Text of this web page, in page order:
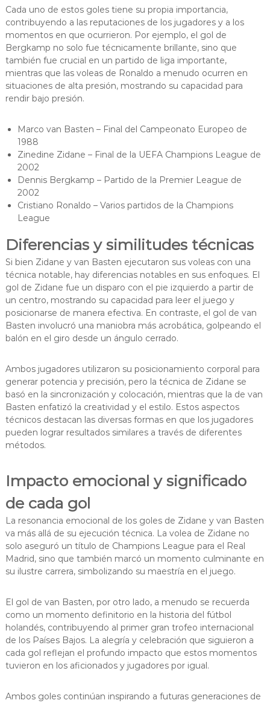
Cada uno de estos goles tiene su propia importancia,
contribuyendo a las reputaciones de los jugadores y a los
momentos en que ocurrieron. Por ejemplo, el gol de
Bergkamp no solo fue técnicamente brillante, sino que
también fue crucial en un partido de liga importante,
mientras que las voleas de Ronaldo a menudo ocurren en
situaciones de alta presión, mostrando su capacidad para
rendir bajo presión.
Marco van Basten – Final del Campeonato Europeo de
1988
Zinedine Zidane – Final de la UEFA Champions League de
2002
Dennis Bergkamp – Partido de la Premier League de
2002
Cristiano Ronaldo – Varios partidos de la Champions
League
Diferencias y similitudes técnicas
Si bien Zidane y van Basten ejecutaron sus voleas con una
técnica notable, hay diferencias notables en sus enfoques. El
gol de Zidane fue un disparo con el pie izquierdo a partir de
un centro, mostrando su capacidad para leer el juego y
posicionarse de manera efectiva. En contraste, el gol de van
Basten involucró una maniobra más acrobática, golpeando el
balón en el giro desde un ángulo cerrado.
Ambos jugadores utilizaron su posicionamiento corporal para
generar potencia y precisión, pero la técnica de Zidane se
basó en la sincronización y colocación, mientras que la de van
Basten enfatizó la creatividad y el estilo. Estos aspectos
técnicos destacan las diversas formas en que los jugadores
pueden lograr resultados similares a través de diferentes
métodos.
Impacto emocional y significado
de cada gol
La resonancia emocional de los goles de Zidane y van Basten
va más allá de su ejecución técnica. La volea de Zidane no
solo aseguró un título de Champions League para el Real
Madrid, sino que también marcó un momento culminante en
su ilustre carrera, simbolizando su maestría en el juego.
El gol de van Basten, por otro lado, a menudo se recuerda
como un momento definitorio en la historia del fútbol
holandés, contribuyendo al primer gran trofeo internacional
de los Países Bajos. La alegría y celebración que siguieron a
cada gol reflejan el profundo impacto que estos momentos
tuvieron en los aficionados y jugadores por igual.
Ambos goles continúan inspirando a futuras generaciones de